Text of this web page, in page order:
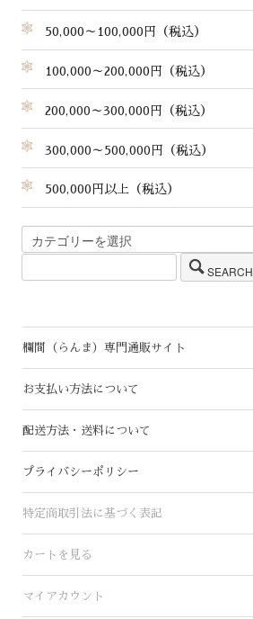
50,000～100,000円（税込）
100,000～200,000円（税込）
200,000～300,000円（税込）
300,000～500,000円（税込）
500,000円以上（税込）
SEARCH
欄間（らんま）専門通販サイト
お支払い方法について
配送方法・送料について
プライバシーポリシー
特定商取引法に基づく表記
カートを見る
マイアカウント